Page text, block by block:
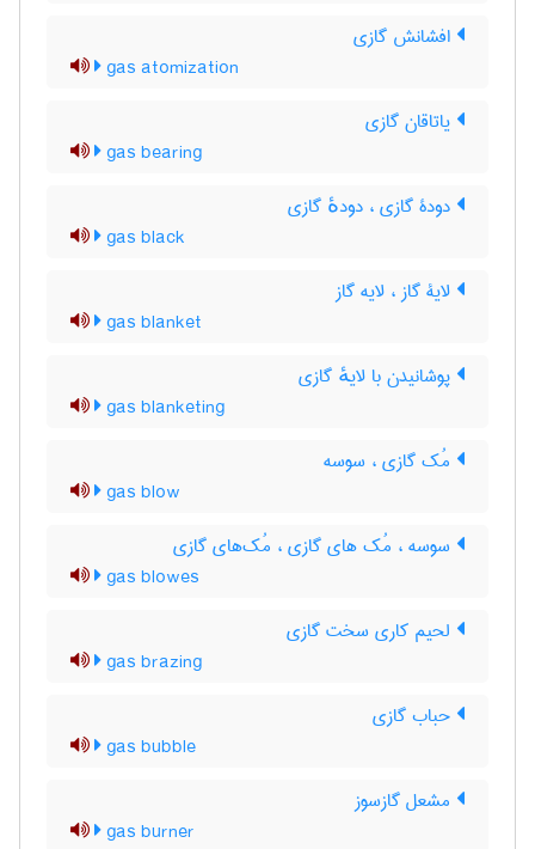
افشانش گازی
gas atomization
یاتاقان گازی
gas bearing
دودۀ گازی ، دودهٔ گازی
gas black
لایۀ گاز ، لایه گاز
gas blanket
پوشانیدن با لایهٔ گازی
gas blanketing
مُک گازی ، سوسه
gas blow
سوسه ، مُک های گازی ، مُک‌های گازی
gas blowes
لحیم کاری سخت گازی
gas brazing
حباب گازی
gas bubble
مشعل گازسوز
gas burner